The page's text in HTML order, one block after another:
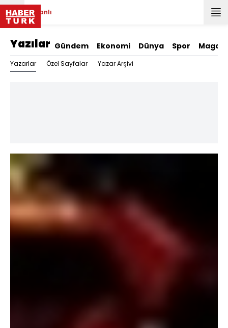
Canlı
Yazılar Gündem Ekonomi Dünya Spor
Yazarlar Özel Sayfalar Yazar Arşivi